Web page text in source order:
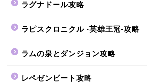
ラグナドール攻略
ラピスクロニクル -英雄王冠-攻略
ラムの泉とダンジョン攻略
レペゼンビート攻略